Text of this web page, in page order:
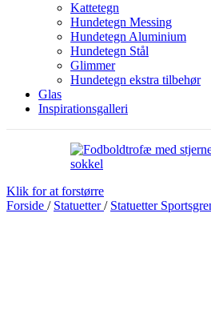
Kattetegn
Hundetegn Messing
Hundetegn Aluminium
Hundetegn Stål
Glimmer
Hundetegn ekstra tilbehør
Glas
Inspirationsgalleri
Klik for at forstørre
Forside / Statuetter/ Statuetter